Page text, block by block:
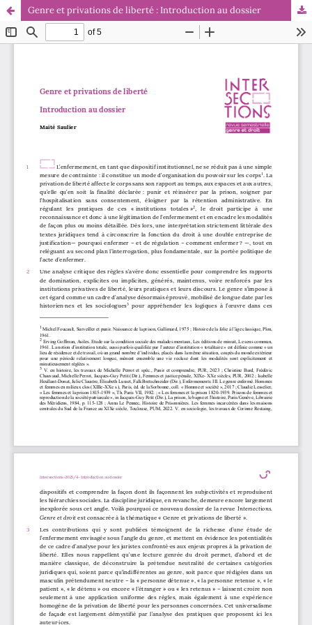
Genre et privations de liberté : Introduction au dossier